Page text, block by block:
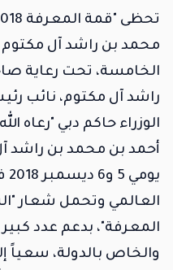
محمد بن راشد آل مكتوم
الخامسة، تحت رعاية
راشد آل مكتوم، نائب
الوزراء حاكم دبي "رعاه
أحمد بن محمد بن راشد
العالمي وتحمل شعار
المعرفة"، بدعم عدد
والخاص بالدولة، سعياً